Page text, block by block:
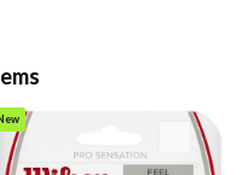
Item